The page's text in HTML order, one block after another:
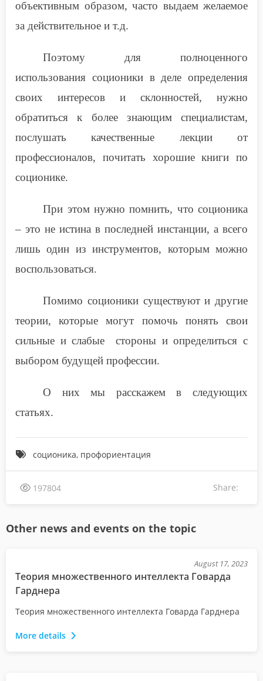
объективным образом, часто выдаем желаемое
за действительное и т.д.
Поэтому для полноценного
использования соционики в деле определения
своих интересов и склонностей, нужно
обратиться к более знающим специалистам,
послушать качественные лекции от
профессионалов, почитать хорошие книги по
соционике.
При этом нужно помнить, что соционика
– это не истина в последней инстанции, а всего
лишь один из инструментов, которым можно
воспользоваться.
Помимо соционики существуют и другие
теории, которые могут помочь понять свои
сильные и слабые стороны и определиться с
выбором будущей профессии.
О них мы расскажем в следующих
статьях.
соционика, профориентация
197804 Share:
Other news and events on the topic
August 17, 2023
Теория множественного интеллекта Говарда
Гарднера
Теория множественного интеллекта Говарда Гарднера
More details